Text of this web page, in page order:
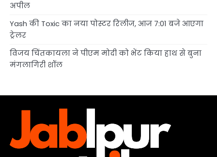
अपील
Yash की Toxic का नया पोस्टर रिलीज, आज 7:01 बजे आएगा
ट्रेलर
विजय चिंतकायला ने पीएम मोदी को भेंट किया हाथ से बुना
मंगलागिरी शॉल